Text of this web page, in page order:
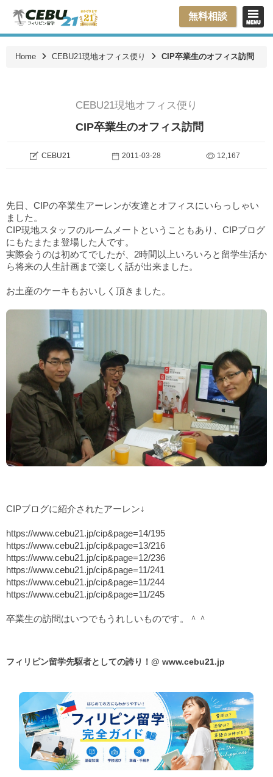
無料相談
Home CEBU21現地オフィス便り CIP卒業生のオフィス訪問
CEBU21現地オフィス便り
CIP卒業生のオフィス訪問
CEBU21 2011-03-28 12,167
先日、CIPの卒業生アーレンが友達とオフィスにいらっしゃい
ました。
CIP現地スタッフのルームメートということもあり、CIPブログ
にもたまたま登場した人です。
実際会うのは初めてでしたが、2時間以上いろいろと留学生活か
ら将来の人生計画まで楽しく話が出来ました。
お土産のケーキもおいしく頂きました。
CIPブログに紹介されたアーレン↓
https://www.cebu21.jp/cip&page=14/195
https://www.cebu21.jp/cip&page=13/216
https://www.cebu21.jp/cip&page=12/236
https://www.cebu21.jp/cip&page=11/241
https://www.cebu21.jp/cip&page=11/244
https://www.cebu21.jp/cip&page=11/245
卒業生の訪問はいつでもうれしいものです。＾＾
フィリピン留学先駆者としての誇り！@ www.cebu21.jp